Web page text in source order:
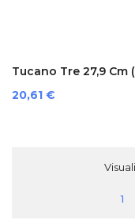
Tucano Tre 27,9 Cm
Prezzo
20,61 €
1